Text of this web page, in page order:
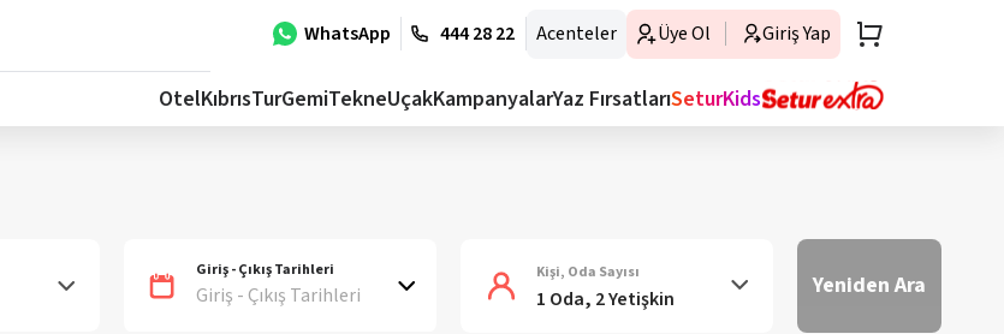
WhatsApp 444 28 22 Acenteler Üye Ol Giriş Yap
OtelKıbrısTurGemiTekneUçakKampanyalarYaz FırsatlarıSeturKids
Giriş - Çıkış Tarihleri
Giriş - Çıkış Tarihleri
Kişi, Oda Sayısı
1 Oda, 2 Yetişkin Yeniden Ara